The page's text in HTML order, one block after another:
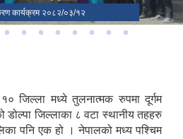
कार्यक्रम २०८२/०३/१२
छर्का भोट
अनुगमन
जिल्ला मध्ये तुलनात्मक रुपमा दूर्गम
डोल्पा जिल्लाका ८ वटा स्थानीय तहहरु
पनि एक हो । नेपालको मध्य पश्चिम